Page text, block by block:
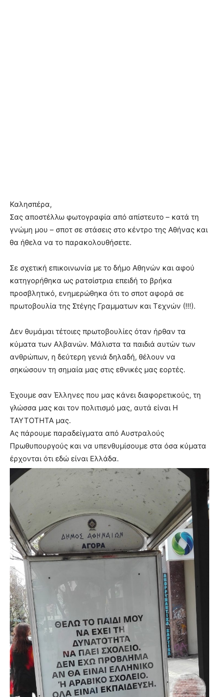
Καλησπέρα,
Σας αποστέλλω φωτογραφία από απίστευτο – κατά τη
γνώμη μου – σποτ σε στάσεις στο κέντρο της Αθήνας και
θα ήθελα να το παρακολουθήσετε.
Σε σχετική επικοινωνία με το δήμο Αθηνών και αφού
κατηγορήθηκα ως ρατσίστρια επειδή το βρήκα
προσβλητικό, ενημερώθηκα ότι το σποτ αφορά σε
πρωτοβουλία της Στέγης Γραμματων και Τεχνών (!!!).
Δεν θυμάμαι τέτοιες πρωτοβουλίες όταν ήρθαν τα
κύματα των Αλβανών. Μάλιστα τα παιδιά αυτών των
ανθρώπων, η δεύτερη γενιά δηλαδή, θέλουν να
σηκώσουν τη σημαία μας στις εθνικές μας εορτές.
Έχουμε σαν Έλληνες που μας κάνει διαφορετικούς, τη
γλώσσα μας και τον πολιτισμό μας, αυτά είναι Η
ΤΑΥΤΟΤΗΤΑ μας.
Ας πάρουμε παραδείγματα από Αυστραλούς
Πρωθυπουργούς και να υπενθυμίσουμε στα όσα κύματα
έρχονται ότι εδώ είναι Ελλάδα.